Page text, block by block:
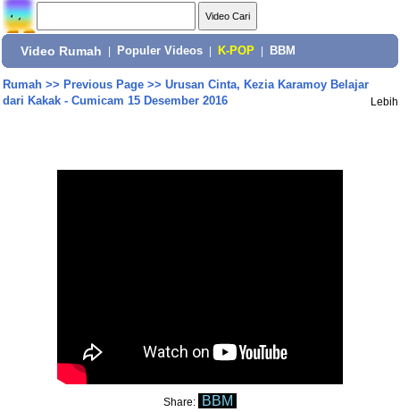
Video Rumah Populer Videos K-POP BBM
Rumah>> Previous Page>> Urusan Cinta, Kezia Karamoy Belajar
dari Kakak - Cumicam 15 Desember 2016
Lebih
Share: BBM